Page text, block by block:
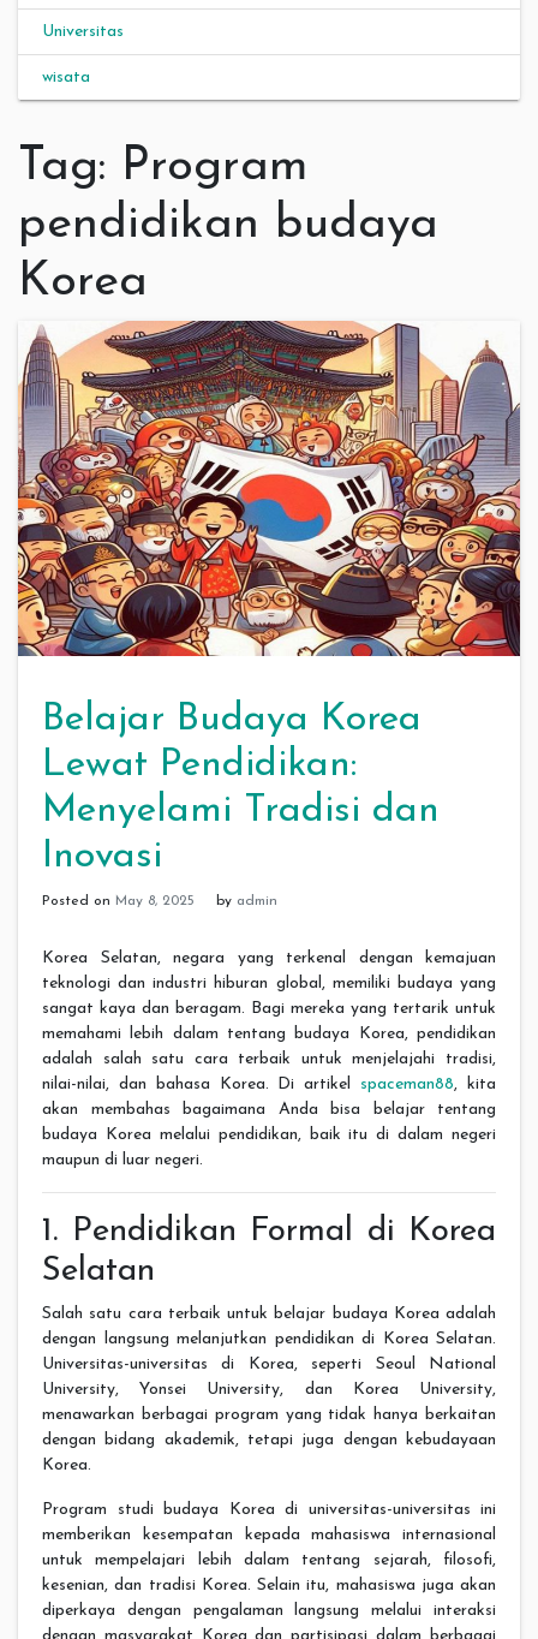
Universitas
wisata
Tag: Program
pendidikan budaya
Korea
Belajar Budaya Korea
Lewat Pendidikan:
Menyelami Tradisi dan
Inovasi
Posted on May 8, 2025 by admin
Korea Selatan, negara yang terkenal dengan kemajuan
teknologi dan industri hiburan global, memiliki budaya yang
sangat kaya dan beragam. Bagi mereka yang tertarik untuk
memahami lebih dalam tentang budaya Korea, pendidikan
adalah salah satu cara terbaik untuk menjelajahi tradisi,
nilai-nilai, dan bahasa Korea. Di artikel spaceman88, kita
akan membahas bagaimana Anda bisa belajar tentang
budaya Korea melalui pendidikan, baik itu di dalam negeri
maupun di luar negeri.
1. Pendidikan Formal di Korea
Selatan
Salah satu cara terbaik untuk belajar budaya Korea adalah
dengan langsung melanjutkan pendidikan di Korea Selatan.
Universitas-universitas di Korea, seperti Seoul National
University, Yonsei University, dan Korea University,
menawarkan berbagai program yang tidak hanya berkaitan
dengan bidang akademik, tetapi juga dengan kebudayaan
Korea.
Program studi budaya Korea di universitas-universitas ini
memberikan kesempatan kepada mahasiswa internasional
untuk mempelajari lebih dalam tentang sejarah, filosofi,
kesenian, dan tradisi Korea. Selain itu, mahasiswa juga akan
diperkaya dengan pengalaman langsung melalui interaksi